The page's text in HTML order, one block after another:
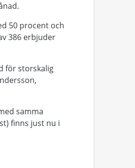
50 procent och
386 erbjuder
för storskalig
samma
finns just nu i